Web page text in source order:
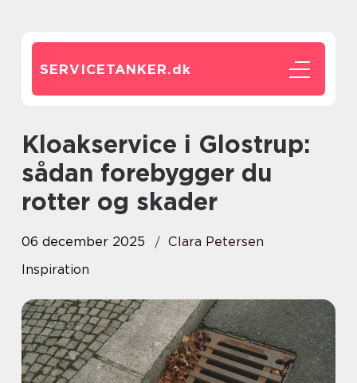
SERVICETANKER.dk
Kloakservice i Glostrup:
sådan forebygger du
rotter og skader
06 december 2025
Clara Petersen
Inspiration